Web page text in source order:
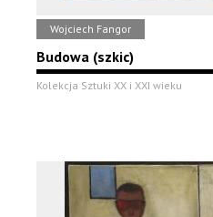
Wojciech Fangor
Budowa (szkic)
Kolekcja Sztuki XX i XXI wieku